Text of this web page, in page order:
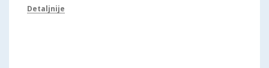
Detaljnije